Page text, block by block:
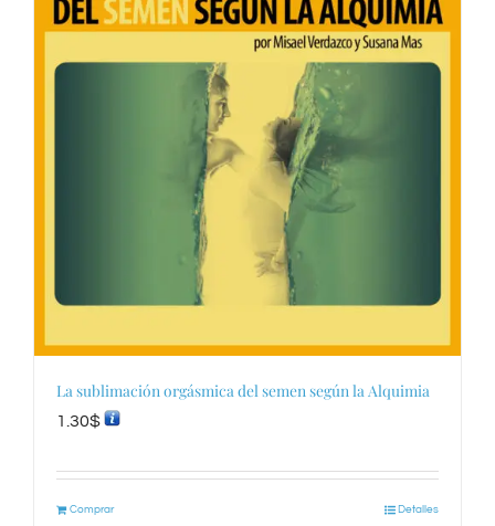
La sublimación orgásmica del semen según la Alquimia
1.30$
Comprar Detalles